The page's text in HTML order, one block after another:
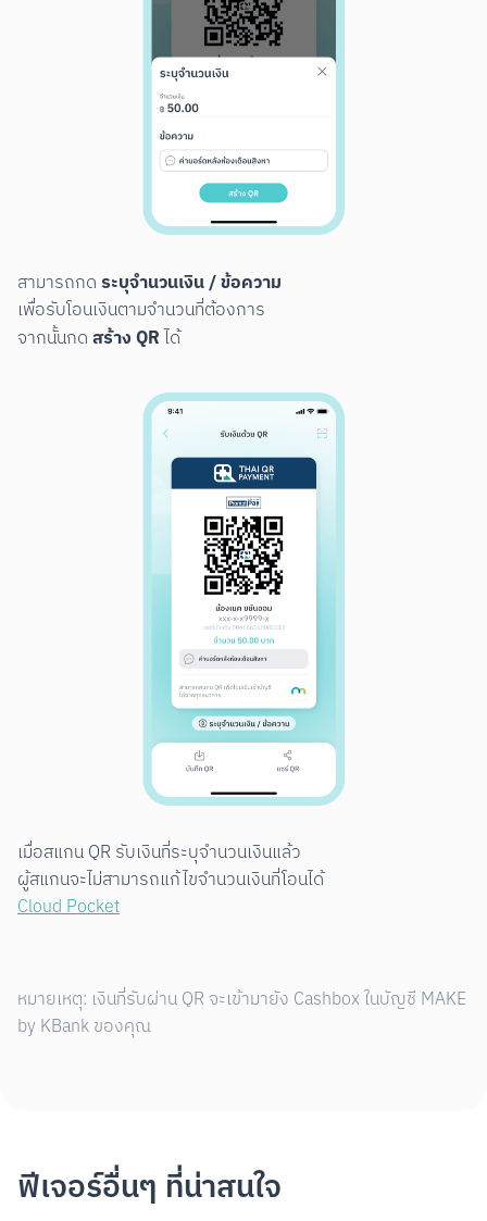
สามารถกด ระบุจำนวนเงิน / ข้อความ
เพื่อรับโอนเงินตามจำนวนที่ต้องการ
จากนั้นกด สร้าง QR ได้
เมื่อสแกน QR รับเงินที่ระบุจำนวนเงินแล้ว
Cloud Pocket
หมายเหตุ: เงินที่รับผ่าน QR จะเข้ามายัง Cashbox ในบัญชี MAKE
by KBank ของคุณ
ฟีเจอร์อื่นๆ ที่น่าสนใจ